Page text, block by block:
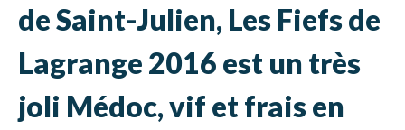
de Saint-Julien, Les Fiefs de
Lagrange 2016 est un très
joli Médoc, vif et frais en